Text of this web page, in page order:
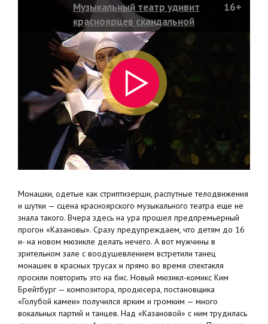
Музыкальный театр удивит
красноярцев скандальной
постановкой
16+
Монашки, одетые как стриптизерши, распутные телодвижения
и шутки — сцена красноярского музыкального театра еще не
знала такого. Вчера здесь на ура прошел предпремьерный
прогон «Казановы». Сразу предупреждаем, что детям до 16
и- на новом мюзикле делать нечего. А вот мужчины в
зрительном зале с воодушевлением встретили танец
монашек в красных трусах и прямо во время спектакля
просили повторить это на бис. Новый мюзикл-комикс Ким
Брейтбург — композитора, продюсера, постановщика
«Голубой камеи» получился ярким и громким — много
вокальных партий и танцев. Над «Казановой» с ним трудилась